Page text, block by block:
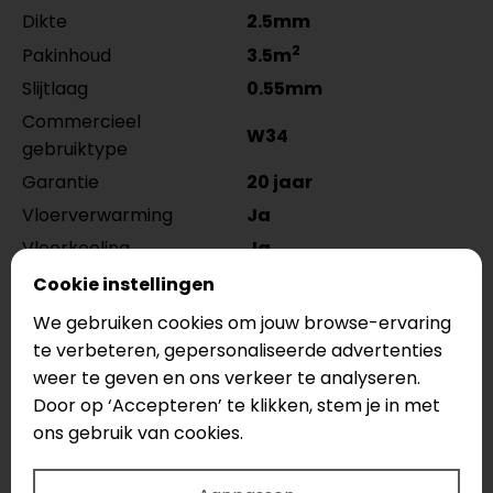
Dikte
2.5mm
Pakinhoud
3.5m2
Slijtlaag
0.55mm
Commercieel
gebruiktype
W34
Garantie
20 jaar
Vloerverwarming
Ja
Vloerkoeling
Ja
Warmteweerstand
Look
Betonlook
Tarkett ID Inspiration 55 Supernature XXL PVC
Tegels 24522107PVC tegels van 100 cm x 50 cm
hebben geen v-groef en een 0,55 mm slijtlaag. De
ID Inspiration 55 Supernature XXL PVC Tegels
24522107PVC tegels zijn voorzien van
Cookie instellingen
We gebruiken cookies om jouw browse-ervaring
te verbeteren, gepersonaliseerde advertenties
weer te geven en ons verkeer te analyseren.
Door op ‘Accepteren’ te klikken, stem je in met
ons gebruik van cookies.